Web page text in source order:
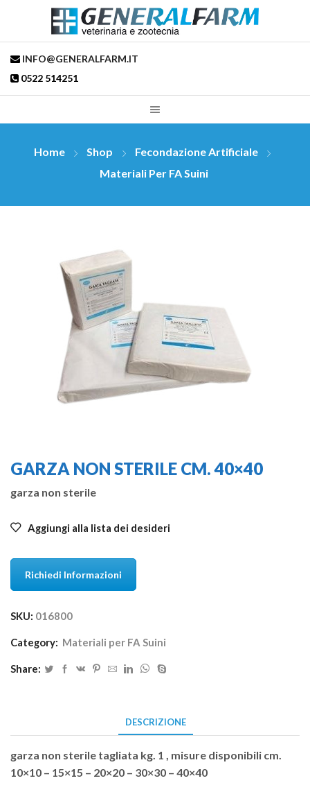
INFO@GENERALFARM.IT
0522 514251
Home Shop
Fecondazione Artificiale
Materiali Per FA Suini
GARZA NON STERILE CM. 40×40
garza non sterile
Aggiungi alla lista dei desideri
Richiedi Informazioni
SKU: 016800
Category: Materiali per FA Suini
Share:
DESCRIZIONE
garza non sterile tagliata kg. 1 , misure disponibili cm.
10×10 – 15×15 – 20×20 – 30×30 – 40×40